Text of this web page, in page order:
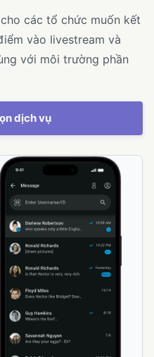
các tổ chức muốn kết
vào livestream và
với môi trường phần
dịch vụ